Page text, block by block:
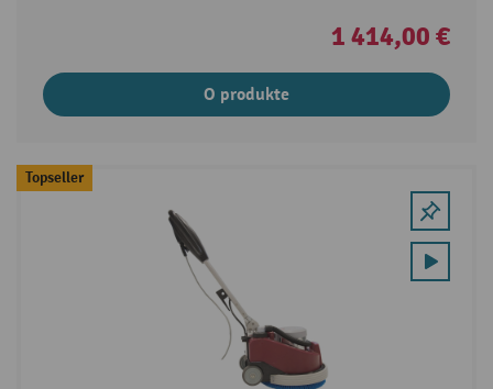
1 414,00 €
O produkte
Topseller